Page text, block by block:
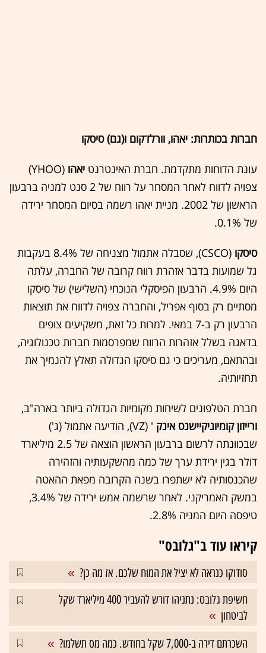
חברות בכותרות: יאהו, וורלדקום ו(גם) סיסקו
עונת הדוחות מתקדמת. חברת האינטרנט יאהו
(YHOO)
צפויה לדווח לאחר המסחר על רווח של 2 סנט למניה ברבעון
הראשון של 2002. מניית יאהו רשמה בסיום המסחר ירידה
של 0.1%.
סיסקו
(CSCO), שסבלה אתמול מצניחה של 8.4% בעקבות
גל שמועות בדבר אזהרת רווח קרובה של החברה, עלתה
היום 4.9%. הרבעון הפיסקלי הנוכחי (השלישי) של סיסקו
מסתיים רק בסוף אפריל, והחברה צפויה לדווח את תוצאות
הרבעון רק ב-7 במאי. למרות כל זאת, משקיעים צופים
בדאגה בשלל אזהרות הרווח שמפרסמות חברות טכנולוגיה,
ובהתאם, מעריכים כי גם סיסקו הגדולה תאלץ להנמיך את
תחזיותיה.
חברת הטלפונים לשיחות מקומיות הגדולה ביותר בארה"ב,
ורייזון קומיוניקיישנס אינק
' (VZ), הודיעה אתמול (ג')
שבכוונתה לרשום ברבעון הראשון הוצאה של 2.5 מיליארד
דולר בגין ירידת ערך של כמה מהשקעותיה והזהירה
שהכנסותיה לא ישתפרו בשנה הקרובה מפאת ההאטה
במשק האמריקני. לאחר שרשמה אמש ירידה של 3.4%,
טיפסה היום המניה 2.8%.
קיראו עוד ב"גלובס"
סודוקו כנראה לא יציל את המוח שלכם. אז מה כן?
חשיפת גלובס: נתניהו דורש להעביר 400 מיליארד שקל
לביטחון
השכרתם דירה ב-7,000 שקל בחודש. כמה מס תשלמו?